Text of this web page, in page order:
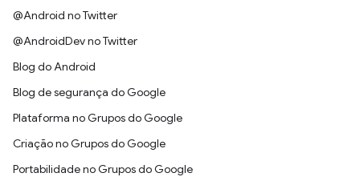
@Android no Twitter
@AndroidDev no Twitter
Blog do Android
Blog de segurança do Google
Plataforma no Grupos do Google
Criação no Grupos do Google
Portabilidade no Grupos do Google